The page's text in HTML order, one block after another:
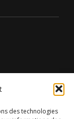
des technologies
Augustin-de-